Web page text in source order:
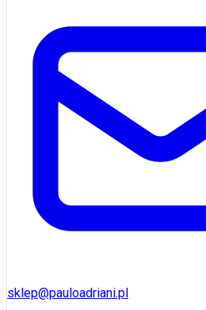
sklep@pauloadriani.pl